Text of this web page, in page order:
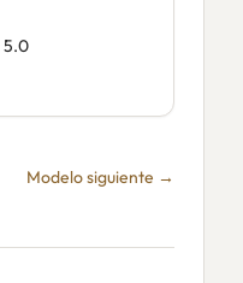
5.0
Modelo siguiente →